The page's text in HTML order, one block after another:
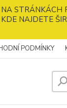
STRÁNKÁCH
NAJDETE
PODMÍNKY